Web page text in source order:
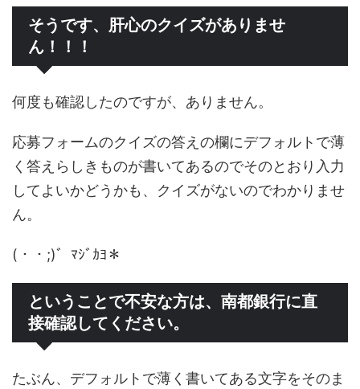
そうです、肝心のクイズがありませ
ん！！！
何度も確認したのですが、ありません。
応募フォームのクイズの答えの欄にデフォルトで薄
く答えらしきものが書いてあるのでそのとおり入力
してよいかどうかも、クイズがないのでわかりませ
ん。
(・・;)゛ﾏｼﾞｶﾖ＊
ということで不安な方は、南都銀行に直
接確認してください。
たぶん、デフォルトで薄く書いてある文字をそのま